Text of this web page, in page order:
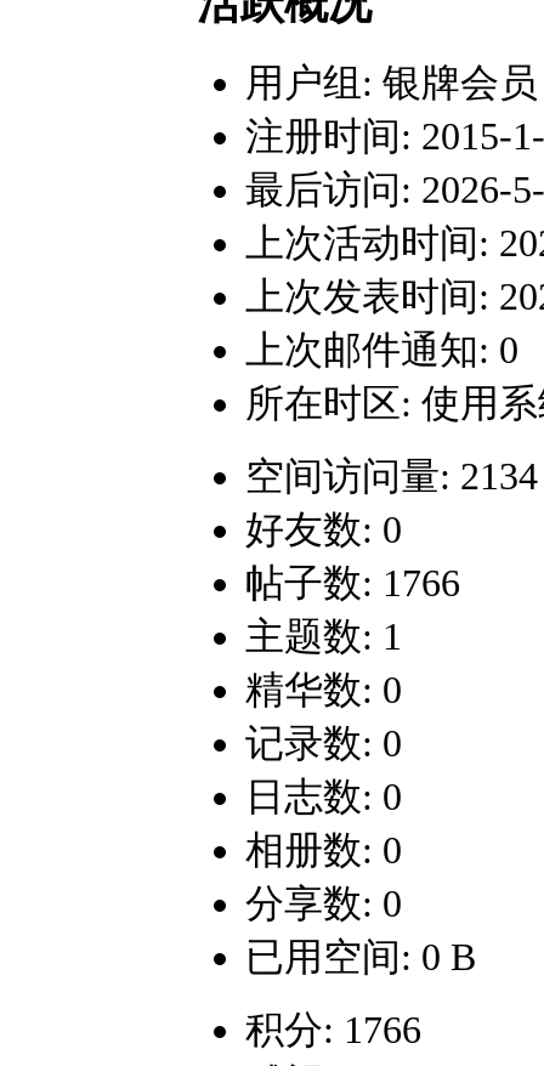
用户组: 银牌会员
注册时间: 2015-
最后访问: 2026-
上次活动时间:
上次发表时间:
上次邮件通知: 0
所在时区: 使用
空间访问量: 2134
好友数: 0
帖子数: 1766
主题数: 1
精华数: 0
记录数: 0
日志数: 0
相册数: 0
分享数: 0
已用空间: 0 B
积分: 1766